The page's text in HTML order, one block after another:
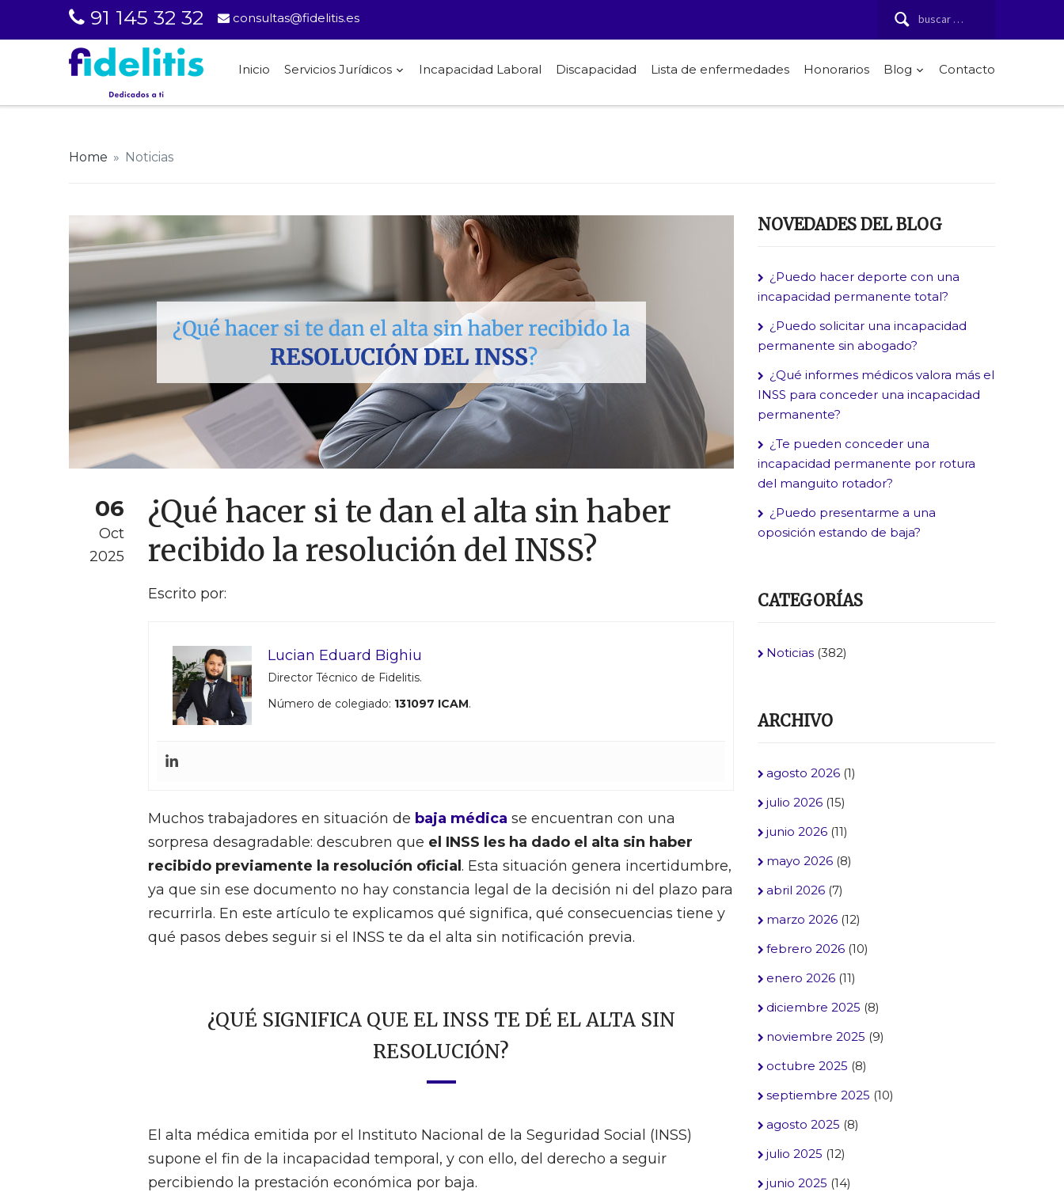
Buscar:
91 145 32 32 consultas@fidelitis.es
Inicio Servicios Jurídicos Incapacidad Laboral Discapacidad Lista de enfermedades Honorarios Blog Contacto
Home » Noticias
06
Oct
2025
¿Qué hacer si te dan el alta sin haber
recibido la resolución del INSS?
Escrito por:
Lucian Eduard Bighiu
Director Técnico de Fidelitis.
Número de colegiado: 131097 ICAM.
Muchos trabajadores en situación de baja médica se encuentran con una
sorpresa desagradable: descubren que el INSS les ha dado el alta sin haber
recibido previamente la resolución oficial . Esta situación genera incertidumbre,
ya que sin ese documento no hay constancia legal de la decisión ni del plazo para
recurrirla. En este artículo te explicamos qué significa, qué consecuencias tiene y
qué pasos debes seguir si el INSS te da el alta sin notificación previa.
¿QUÉ SIGNIFICA QUE EL INSS TE DÉ EL ALTA SIN
RESOLUCIÓN?
El alta médica emitida por el Instituto Nacional de la Seguridad Social (INSS)
supone el fin de la incapacidad temporal, y con ello, del derecho a seguir
percibiendo la prestación económica por baja.
NOVEDADES DEL BLOG
¿Puedo hacer deporte con una
incapacidad permanente total?
¿Puedo solicitar una incapacidad
permanente sin abogado?
¿Qué informes médicos valora más el
INSS para conceder una incapacidad
permanente?
¿Te pueden conceder una
incapacidad permanente por rotura
del manguito rotador?
¿Puedo presentarme a una
oposición estando de baja?
CATEGORÍAS
Noticias (382)
ARCHIVO
agosto 2026 (1)
julio 2026 (15)
junio 2026 (11)
mayo 2026 (8)
abril 2026 (7)
marzo 2026 (12)
febrero 2026 (10)
enero 2026 (11)
diciembre 2025 (8)
noviembre 2025 (9)
octubre 2025 (8)
septiembre 2025 (10)
agosto 2025 (8)
julio 2025 (12)
junio 2025 (14)